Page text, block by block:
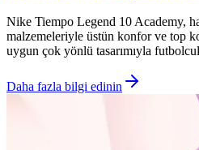
Nike Tiempo Legend 10 Academy,
malzemeleriyle üstün konfor ve top
uygun çok yönlü tasarımıyla
Daha fazla bilgi edinin